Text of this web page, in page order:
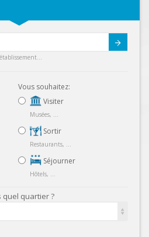
Vous souhaitez:
Visiter
Musées, ...
Sortir
Restaurants, ...
Séjourner
Hôtels, ...
quel quartier ?